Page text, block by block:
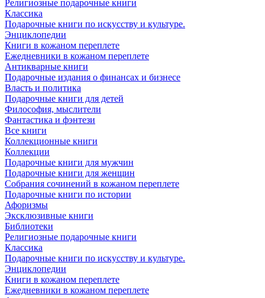
Религиозные подарочные книги
Классика
Подарочные книги по искусству и культуре.
Энциклопедии
Книги в кожаном переплете
Ежедневники в кожаном переплете
Антикварные книги
Подарочные издания о финансах и бизнесе
Власть и политика
Подарочные книги для детей
Философия, мыслители
Фантастика и фэнтези
Все книги
Коллекционные книги
Коллекции
Подарочные книги для мужчин
Подарочные книги для женщин
Собрания сочинений в кожаном переплете
Подарочные книги по истории
Афоризмы
Эксклюзивные книги
Библиотеки
Религиозные подарочные книги
Классика
Подарочные книги по искусству и культуре.
Энциклопедии
Книги в кожаном переплете
Ежедневники в кожаном переплете